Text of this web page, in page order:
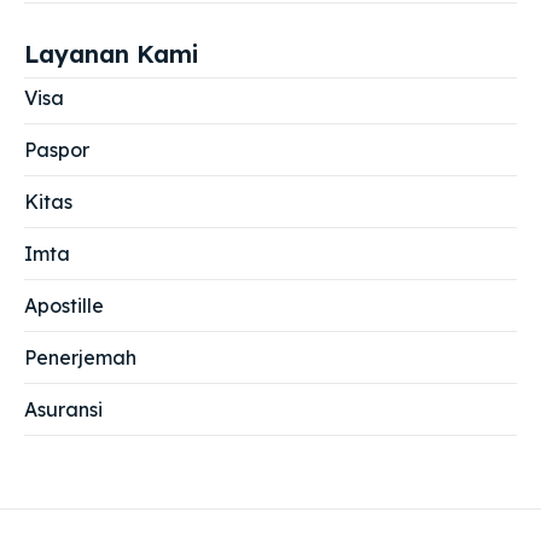
Layanan Kami
Visa
Paspor
Kitas
Imta
Apostille
Penerjemah
Asuransi